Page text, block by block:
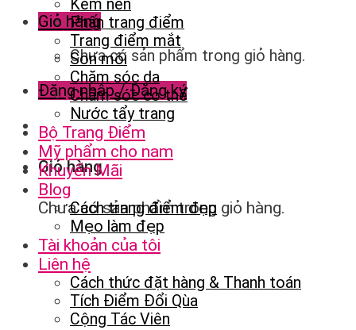
Giỏ hàng
Chưa có sản phẩm trong giỏ hàng.
Đăng nhập / Đăng ký
Giỏ hàng
Chưa có sản phẩm trong giỏ hàng.
Kem nền
Phấn trang điểm
Trang điểm mắt
Son môi
Chăm sóc da
Chăm sóc cơ thể
Nước tẩy trang
Bộ Trang Điểm
Mỹ phẩm cho nam
Khuyến Mãi
Blog
Cách trang điểm đẹp
Mẹo làm đẹp
Tài khoản của tôi
Liên hệ
Cách thức đặt hàng & Thanh toán
Tích Điểm Đổi Qùa
Cộng Tác Viên